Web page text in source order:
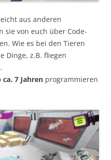
aus anderen
sie von euch über Code-
Wie es bei den Tieren
Dinge, z.B. fliegen
ca. 7 Jahren programmieren